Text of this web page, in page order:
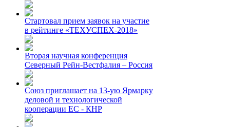
Стартовал прием заявок на участие
в рейтинге «ТЕХУСПЕХ-2018»
Вторая научная конференция
Северный Рейн-Вестфалия – Россия
Союз приглашает на 13-ую Ярмарку
деловой и технологической
кооперации ЕС - КНР